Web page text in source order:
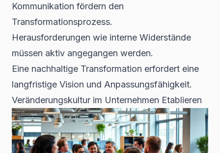
Kommunikation fördern den
Transformationsprozess.
Herausforderungen wie interne Widerstände
müssen aktiv angegangen werden.
Eine nachhaltige Transformation erfordert eine
langfristige Vision und Anpassungsfähigkeit.
Veränderungskultur im Unternehmen Etablieren